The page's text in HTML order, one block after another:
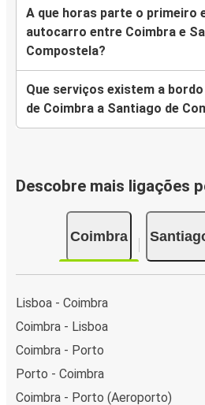
A que horas parte o primeiro
autocarro entre Coimbra e
Compostela?
Que serviços existem a
de Coimbra a Santiago de
Descobre mais ligações
Coimbra
Lisboa - Coimbra
Coimbra - Lisboa
Coimbra - Porto
Porto - Coimbra
Coimbra - Porto (Aeroporto)